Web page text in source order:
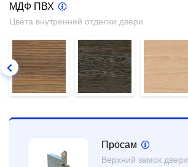
МДФ ПВХ
Цвета внутренней отделки двери
Просам
Верхний замок двери